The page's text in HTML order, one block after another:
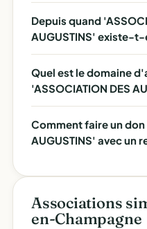
Depuis quand
AUGUSTINS' existe-t-
Quel est le domaine
'ASSOCIATION DES
Comment faire un don
AUGUSTINS' avec un
Associations
en-Champagne